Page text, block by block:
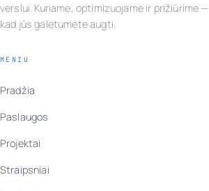
verslui. Kuriame, optimizuojame ir prižiūrime —
kad jūs galėtumėte augti.
MENIU
Pradžia
Paslaugos
Projektai
Straipsniai